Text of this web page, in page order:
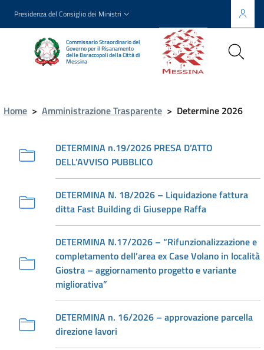
Presidenza del Consiglio dei Ministri
Commissario Straordinario del
Governo per il Risanamento
delle Baraccopoli della Città di
Messina
Home > Amministrazione Trasparente > Determine 2026
DETERMINA n.19/2026 PRESA D’ATTO
DELL’AVVISO PUBBLICO
DETERMINA N. 18/2026 – Liquidazione fattura
ditta Fast Building di Giuseppe Raffa
DETERMINA N.17/2026 – “Rifunzionalizzazione e
completamento dell’area ex Case Volano in località
Giostra – aggiornamento progetto e variante
migliorativa”
DETERMINA n. 16/2026 – approvazione parcella
direzione lavori